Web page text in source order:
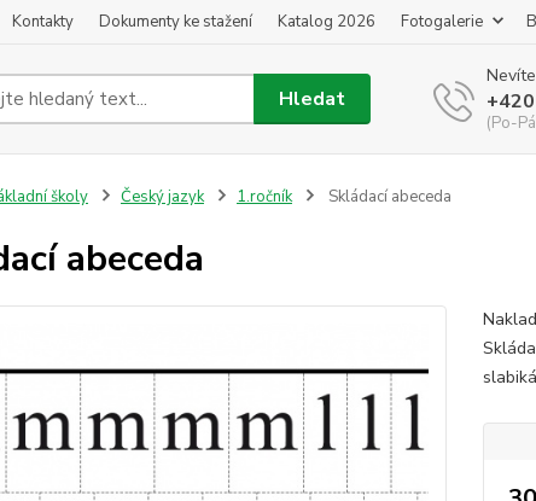
Kontakty Dokumenty ke stažení Katalog 2026 Fotogalerie
Hledat
(Po-
školy Český jazyk 1.ročník Skládací abeceda
abeceda